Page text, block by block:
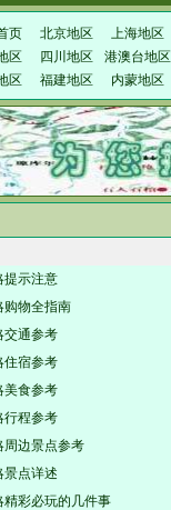
页 北京地区 上海地区
区
四川地区 港澳台地区
区
福建地区 内蒙地区
提示注意
购物全指南
交通参考
住宿参考
美食参考
行程参考
周边景点参考
景点详述
精彩必玩的几件事